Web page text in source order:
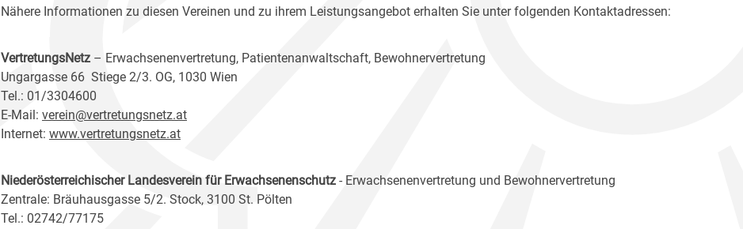
Nähere Informationen zu diesen Vereinen und zu ihrem Leistungsangebot erhalten Sie unter folgenden Kontaktadressen:
VertretungsNetz – Erwachsenenvertretung, Patientenanwaltschaft, Bewohnervertretung
Ungargasse 66 Stiege 2/3. OG, 1030 Wien
Tel.: 01/3304600
E-Mail: verein@vertretungsnetz.at
Internet: www.vertretungsnetz.at
Niederösterreichischer Landesverein für Erwachsenenschutz - Erwachsenenvertretung und Bewohnervertretung
Zentrale: Bräuhausgasse 5/2. Stock, 3100 St. Pölten
Tel.: 02742/77175